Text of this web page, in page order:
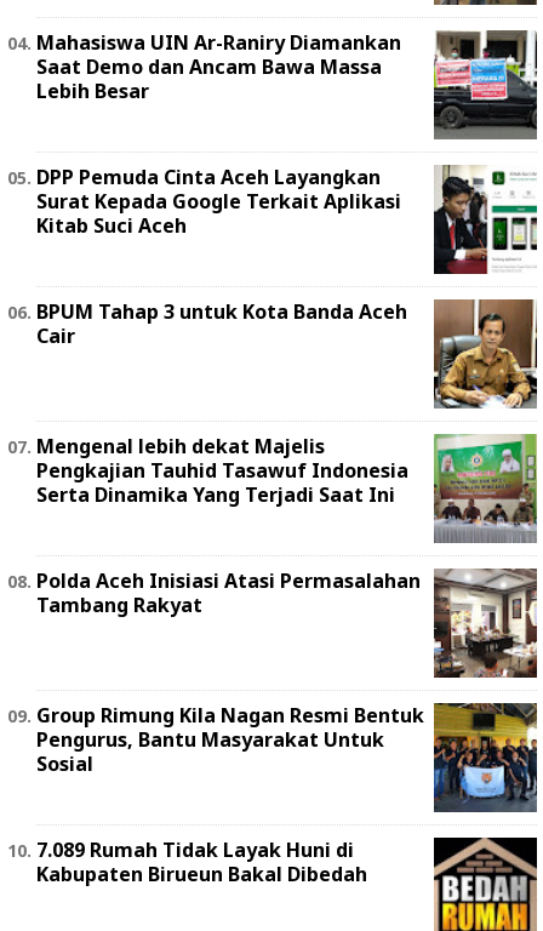
Mahasiswa UIN Ar-Raniry Diamankan
Saat Demo dan Ancam Bawa Massa
Lebih Besar
DPP Pemuda Cinta Aceh Layangkan
Surat Kepada Google Terkait Aplikasi
Kitab Suci Aceh
BPUM Tahap 3 untuk Kota Banda Aceh
Cair
Mengenal lebih dekat Majelis
Pengkajian Tauhid Tasawuf Indonesia
Serta Dinamika Yang Terjadi Saat Ini
Polda Aceh Inisiasi Atasi Permasalahan
Tambang Rakyat
Group Rimung Kila Nagan Resmi Bentuk
Pengurus, Bantu Masyarakat Untuk
Sosial
7.089 Rumah Tidak Layak Huni di
Kabupaten Birueun Bakal Dibedah